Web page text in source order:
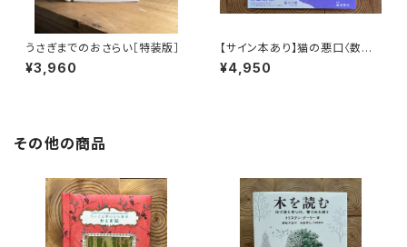
うさぎまでのおさらい［特装版］
¥3,960
【サイン本あり】猫の悪口〈数量
限定・オリジナルトート付き〉
¥4,950
その他の商品